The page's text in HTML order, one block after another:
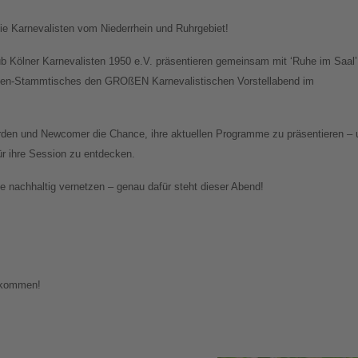
Karnevalisten vom Niederrhein und Ruhrgebiet!
Karnevalisten 1950 e.V. präsentieren gemeinsam mit ‘Ruhe im Saal’
Stammtisches den GROßEN Karnevalistischen Vorstellabend im
und Newcomer die Chance, ihre aktuellen Programme zu präsentieren –
ihre Session zu entdecken.
nachhaltig vernetzen – genau dafür steht dieser Abend!